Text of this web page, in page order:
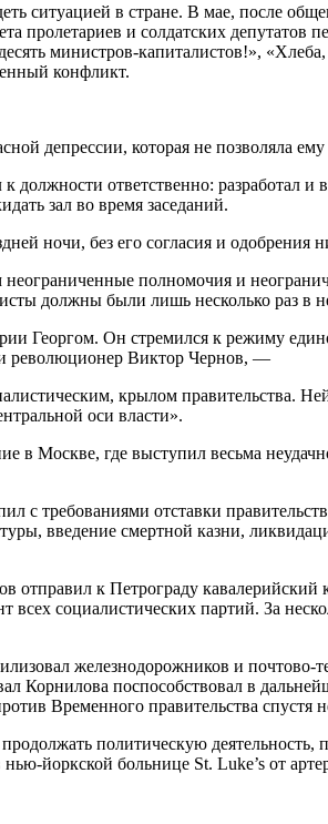
ситуацией в стране. В мае, после
пролетариев и солдатских депутатов
министров-капиталистов!»,
конфликт.
депрессии, которая не позволяла
должности ответственно: разработал
зал во время заседаний.
ночи, без его согласия и одобрения
полномочия и
должны были лишь несколько раз в
Георгом. Он стремился к режиму
революционер Виктор Чернов, —
крылом правительства.
оси власти».
Москве, где выступил весьма
требованиями отставки
введение смертной казни,
к Петрограду кавалерийский
всех социалистических партий. За
железнодорожников и
Корнилова поспособствовал в
Временного правительства спустя
политическую деятельность,
йоркской больнице St. Luke’s от